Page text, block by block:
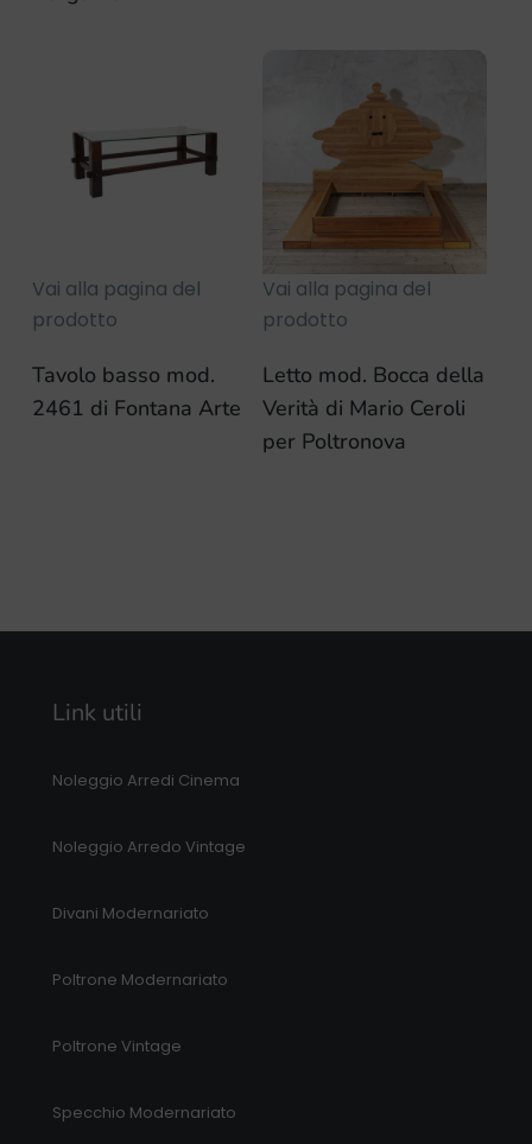
Vai alla pagina del
prodotto
Tavolo basso mod.
2461 di Fontana Arte
Vai alla pagina del
prodotto
Letto mod. Bocca della
Verità di Mario Ceroli
per Poltronova
Link utili
Noleggio Arredi Cinema
Noleggio Arredo Vintage
Divani Modernariato
Poltrone Modernariato
Poltrone Vintage
Specchio Modernariato